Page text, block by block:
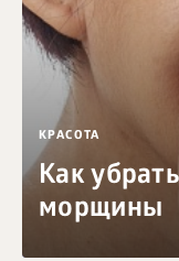
КРАСОТА
Как
морщины